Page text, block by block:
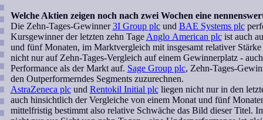
Welche Aktien zeigen noch nach zwei Wochen eine
Die Zehn-Tages-Gewinner3I Group plcund BAE Systems plc
Kursgewinner der letzten zehn Tage Anglo American plcist auch
und fünf Monaten, im Marktvergleich mit insgesamt relativer
nicht nur auf Zehn-Tages-Vergleich auf einem Gewinnerplatz -
Performance als der Markt auf. Sage Group plc, Zehn-Tages-
den Outperformerndes Segments zuzurechnen.
AstraZeneca plcund Rentokil Initial plcliegen nicht nur in den
auch hinsichtlich der Vergleiche von einem Monat und fünf
mittelfristig bestimmt also relative Schwäche das Bild dieser Titel.